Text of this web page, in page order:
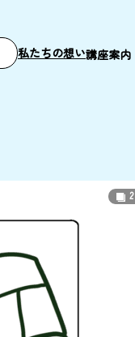
私たちの想い講座案内
2